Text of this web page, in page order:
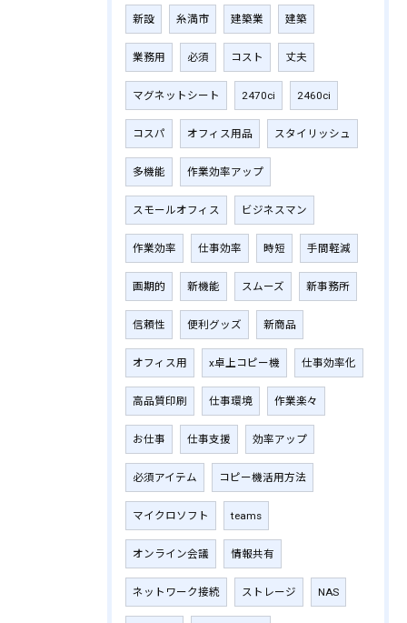
新設 糸満市 建築業 建築
業務用 必須 コスト 丈夫
マグネットシート 2470ci 2460ci
コスパ オフィス用品 スタイリッシュ
多機能 作業効率アップ
スモールオフィス ビジネスマン
作業効率 仕事効率 時短 手間軽減
画期的 新機能 スムーズ 新事務所
信頼性 便利グッズ 新商品
オフィス用 x卓上コピー機 仕事効率化
高品質印刷 仕事環境 作業楽々
お仕事 仕事支援 効率アップ
必須アイテム コピー機活用方法
マイクロソフト teams
オンライン会議 情報共有
ネットワーク接続 ストレージ NAS